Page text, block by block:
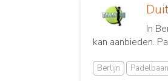
In
kan aanbieden.
Berlijn